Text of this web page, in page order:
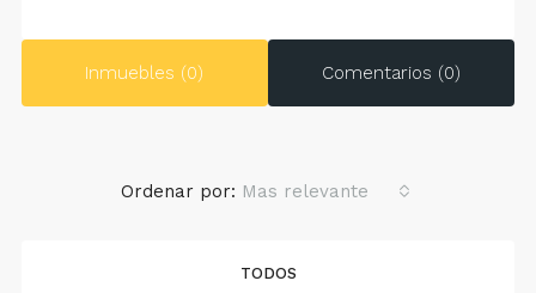
Inmuebles (0) Comentarios (0)
TODOS
Ordenar por: Mas relevante